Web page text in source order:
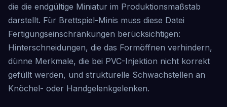
die die endgültige Miniatur im Produktionsmaßstab
darstellt. Für Brettspiel-Minis muss diese Datei
Fertigungseinschränkungen berücksichtigen:
Hinterschneidungen, die das Formöffnen verhindern,
dünne Merkmale, die bei PVC-Injektion nicht korrekt
gefüllt werden, und strukturelle Schwachstellen an
Knöchel- oder Handgelenkgelenken.